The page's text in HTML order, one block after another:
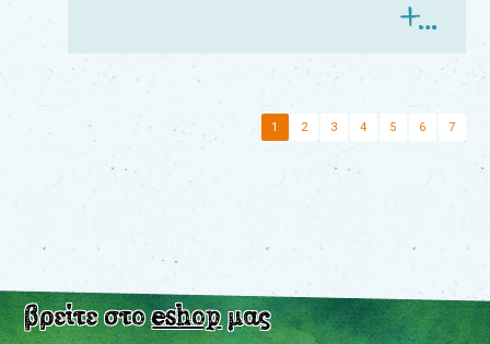
1 2 3 4 5 6 7
βρείτε στοeshopμας